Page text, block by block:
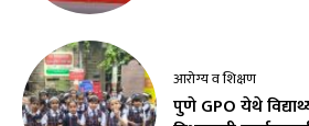
आरोग्य व शिक्षण
पुणे GPO येथे